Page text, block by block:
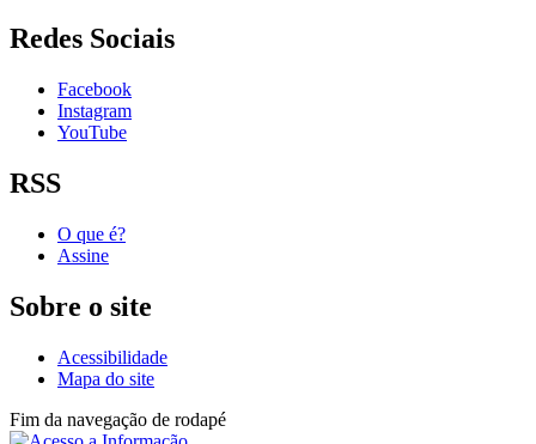
Redes Sociais
Facebook
Instagram
YouTube
RSS
O que é?
Assine
Sobre o site
Acessibilidade
Mapa do site
Fim da navegação de rodapé